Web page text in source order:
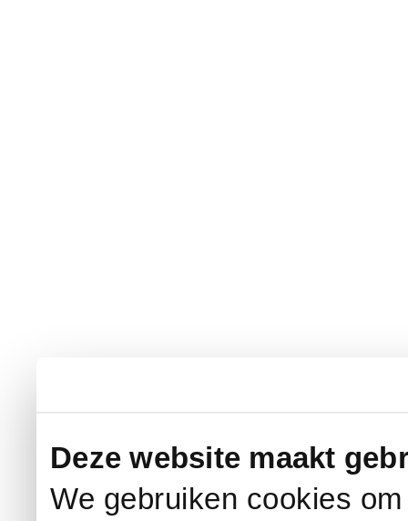
Deze website maakt
We gebruiken cookies